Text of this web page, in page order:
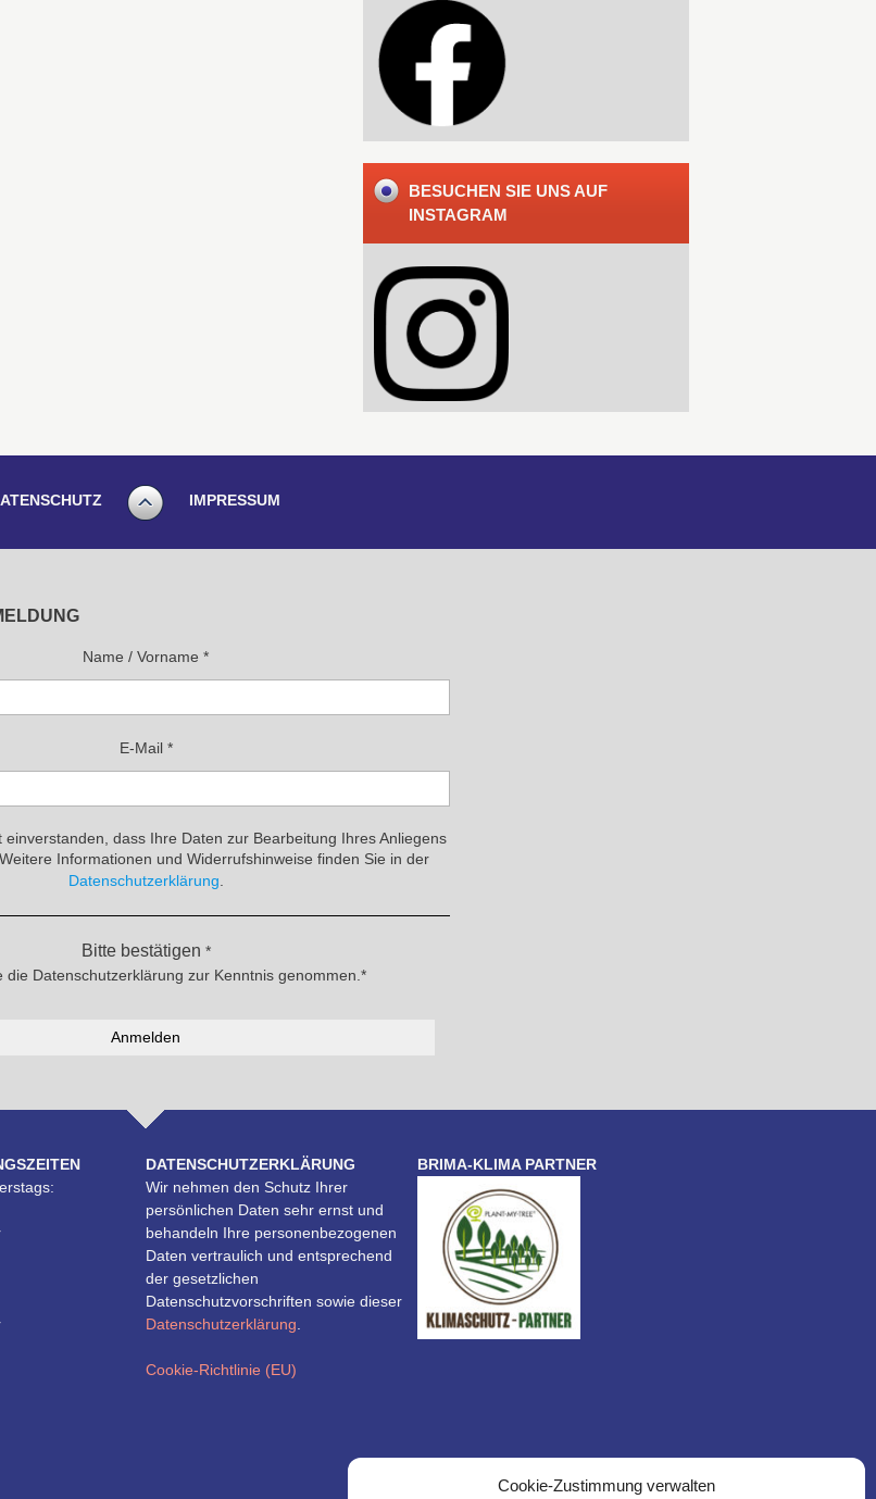
Cookie-Zustimmung verwalten
BESUCHEN SIE UNS AUF
INSTAGRAM
IMPRESSUM
Name / Vorname *
E-Mail *
einverstanden, dass Ihre Daten zur Bearbeitung Ihres Anliegens
Informationen und Widerrufshinweise finden Sie in der
Datenschutzerklärung
Bitte bestätigen *
die Datenschutzerklärung zur Kenntnis genommen.*
DATENSCHUTZERKLÄRUNG
Wir nehmen den Schutz Ihrer
persönlichen Daten sehr ernst und
behandeln Ihre personenbezogenen
Daten vertraulich und entsprechend
der gesetzlichen
Datenschutzvorschriften sowie dieser
Datenschutzerklärung
Cookie-Richtlinie (EU)
BRIMA-KLIMA PARTNER